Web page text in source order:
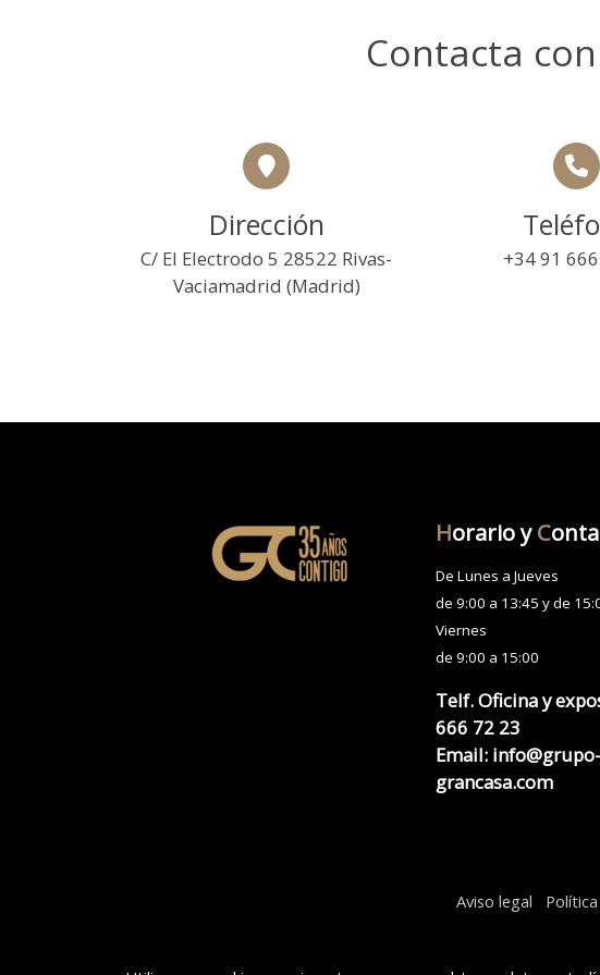
Contacta con
Dirección
C/ El Electrodo 5 28522 Rivas-
Vaciamadrid (Madrid)
+34 91
Horario yC
De Lunes a Jueves
de 9:00 a 13:45 y de
Viernes
de 9:00 a 15:00
Telf. Oficina y
666 72 23
Email: info@grupo-
grancasa.com
Aviso legal